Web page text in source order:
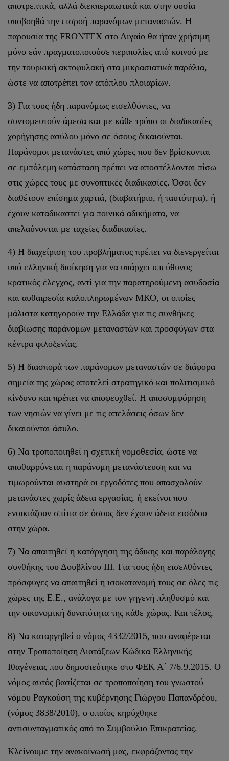
αποτρεπτικά, αλλά διεκπεραιωτικά και στην ουσία
υποβοηθά την εισροή παρανόμων μεταναστών. Η
παρουσία της FRONTEX στο Αιγαίο θα ήταν χρήσιμη
μόνο εάν πραγματοποιούσε περιπολίες από κοινού με
την τουρκική ακτοφυλακή στα μικρασιατικά παράλια,
ώστε να αποτρέπει τον απόπλου πλοιαρίων.
3) Για τους ήδη παρανόμως εισελθόντες, να
συντομευτούν άμεσα και με κάθε τρόπο οι διαδικασίες
χορήγησης ασύλου μόνο σε όσους δικαιούνται.
Παράνομοι μετανάστες από χώρες που δεν βρίσκονται
σε εμπόλεμη κατάσταση πρέπει να αποστέλλονται πίσω
στις χώρες τους με συνοπτικές διαδικασίες. Όσοι δεν
διαθέτουν επίσημα χαρτιά, (διαβατήριο, ή ταυτότητα), ή
έχουν καταδικαστεί για ποινικά αδικήματα, να
απελαύνονται με ταχείες διαδικασίες.
4) Η διαχείριση του προβλήματος πρέπει να διενεργείται
υπό ελληνική διοίκηση για να υπάρχει υπεύθυνος
κρατικός έλεγχος, αντί για την παρατηρούμενη ασυδοσία
και αυθαιρεσία καλοπληρωμένων ΜΚΟ, οι οποίες
μάλιστα κατηγορούν την Ελλάδα για τις συνθήκες
διαβίωσης παράνομων μεταναστών και προσφύγων στα
κέντρα φιλοξενίας.
5) Η διασπορά των παράνομων μεταναστών σε διάφορα
σημεία της χώρας αποτελεί στρατηγικό και πολιτισμικό
κίνδυνο και πρέπει να αποφευχθεί. Η αποσυμφόρηση
των νησιών να γίνει με τις απελάσεις όσων δεν
δικαιούνται άσυλο.
6) Να τροποποιηθεί η σχετική νομοθεσία, ώστε να
αποθαρρύνεται η παράνομη μετανάστευση και να
τιμωρούνται αυστηρά οι εργοδότες που απασχολούν
μετανάστες χωρίς άδεια εργασίας, ή εκείνοι που
ενοικιάζουν σπίτια σε όσους δεν έχουν άδεια εισόδου
στην χώρα.
7) Να απαιτηθεί η κατάργηση της άδικης και παράλογης
συνθήκης του Δουβλίνου ΙΙΙ. Για τους ήδη εισελθόντες
πρόσφυγες να απαιτηθεί η ισοκατανομή τους σε όλες τις
χώρες της Ε.Ε., ανάλογα με τον γηγενή πληθυσμό και
την οικονομική δυνατότητα της κάθε χώρας. Και τέλος,
8) Να καταργηθεί ο νόμος 4332/2015, που αναφέρεται
στην Τροποποίηση Διατάξεων Κώδικα Ελληνικής
Ιθαγένειας που δημοσιεύτηκε στο ΦΕΚ Α΄ 7/6.9.2015. Ο
νόμος αυτός βασίζεται σε τροποποίηση του γνωστού
νόμου Ραγκούση της κυβέρνησης Γιώργου Παπανδρέου,
(νόμος 3838/2010), ο οποίος κηρύχθηκε
αντισυνταγματικός από το Συμβούλιο Επικρατείας.
Κλείνουμε την ανακοίνωσή μας, εκφράζοντας την